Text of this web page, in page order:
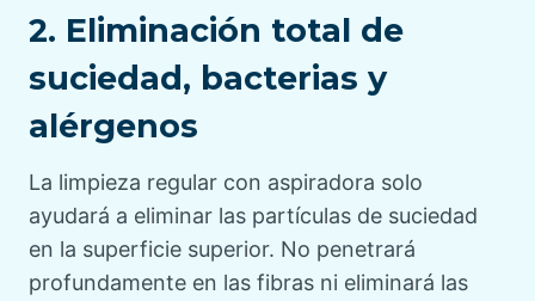
2. Eliminación total de
suciedad, bacterias y
alérgenos
La limpieza regular con aspiradora solo
ayudará a eliminar las partículas de suciedad
en la superficie superior. No penetrará
profundamente en las fibras ni eliminará las